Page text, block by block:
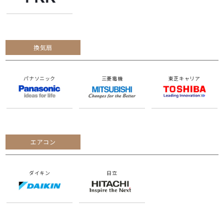
換気扇
パナソニック 三菱電機 東芝キャリア
エアコン
ダイキン 日立